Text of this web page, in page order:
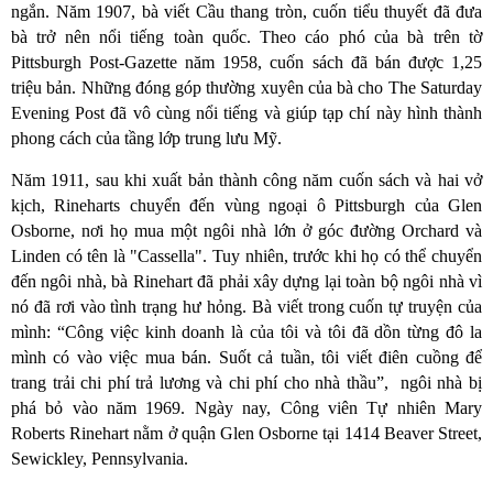
ngắn. Năm 1907, bà viết Cầu thang tròn, cuốn tiểu thuyết đã đưa
bà trở nên nổi tiếng toàn quốc. Theo cáo phó của bà trên tờ
Pittsburgh Post-Gazette năm 1958, cuốn sách đã bán được 1,25
triệu bản. Những đóng góp thường xuyên của bà cho The Saturday
Evening Post đã vô cùng nổi tiếng và giúp tạp chí này hình thành
phong cách của tầng lớp trung lưu Mỹ.
Năm 1911, sau khi xuất bản thành công năm cuốn sách và hai vở
kịch, Rineharts chuyển đến vùng ngoại ô Pittsburgh của Glen
Osborne, nơi họ mua một ngôi nhà lớn ở góc đường Orchard và
Linden có tên là "Cassella". Tuy nhiên, trước khi họ có thể chuyển
đến ngôi nhà, bà Rinehart đã phải xây dựng lại toàn bộ ngôi nhà vì
nó đã rơi vào tình trạng hư hỏng. Bà viết trong cuốn tự truyện của
mình: “Công việc kinh doanh là của tôi và tôi đã dồn từng đô la
mình có vào việc mua bán. Suốt cả tuần, tôi viết điên cuồng để
trang trải chi phí trả lương và chi phí cho nhà thầu”, ngôi nhà bị
phá bỏ vào năm 1969. Ngày nay, Công viên Tự nhiên Mary
Roberts Rinehart nằm ở quận Glen Osborne tại 1414 Beaver Street,
Sewickley, Pennsylvania.